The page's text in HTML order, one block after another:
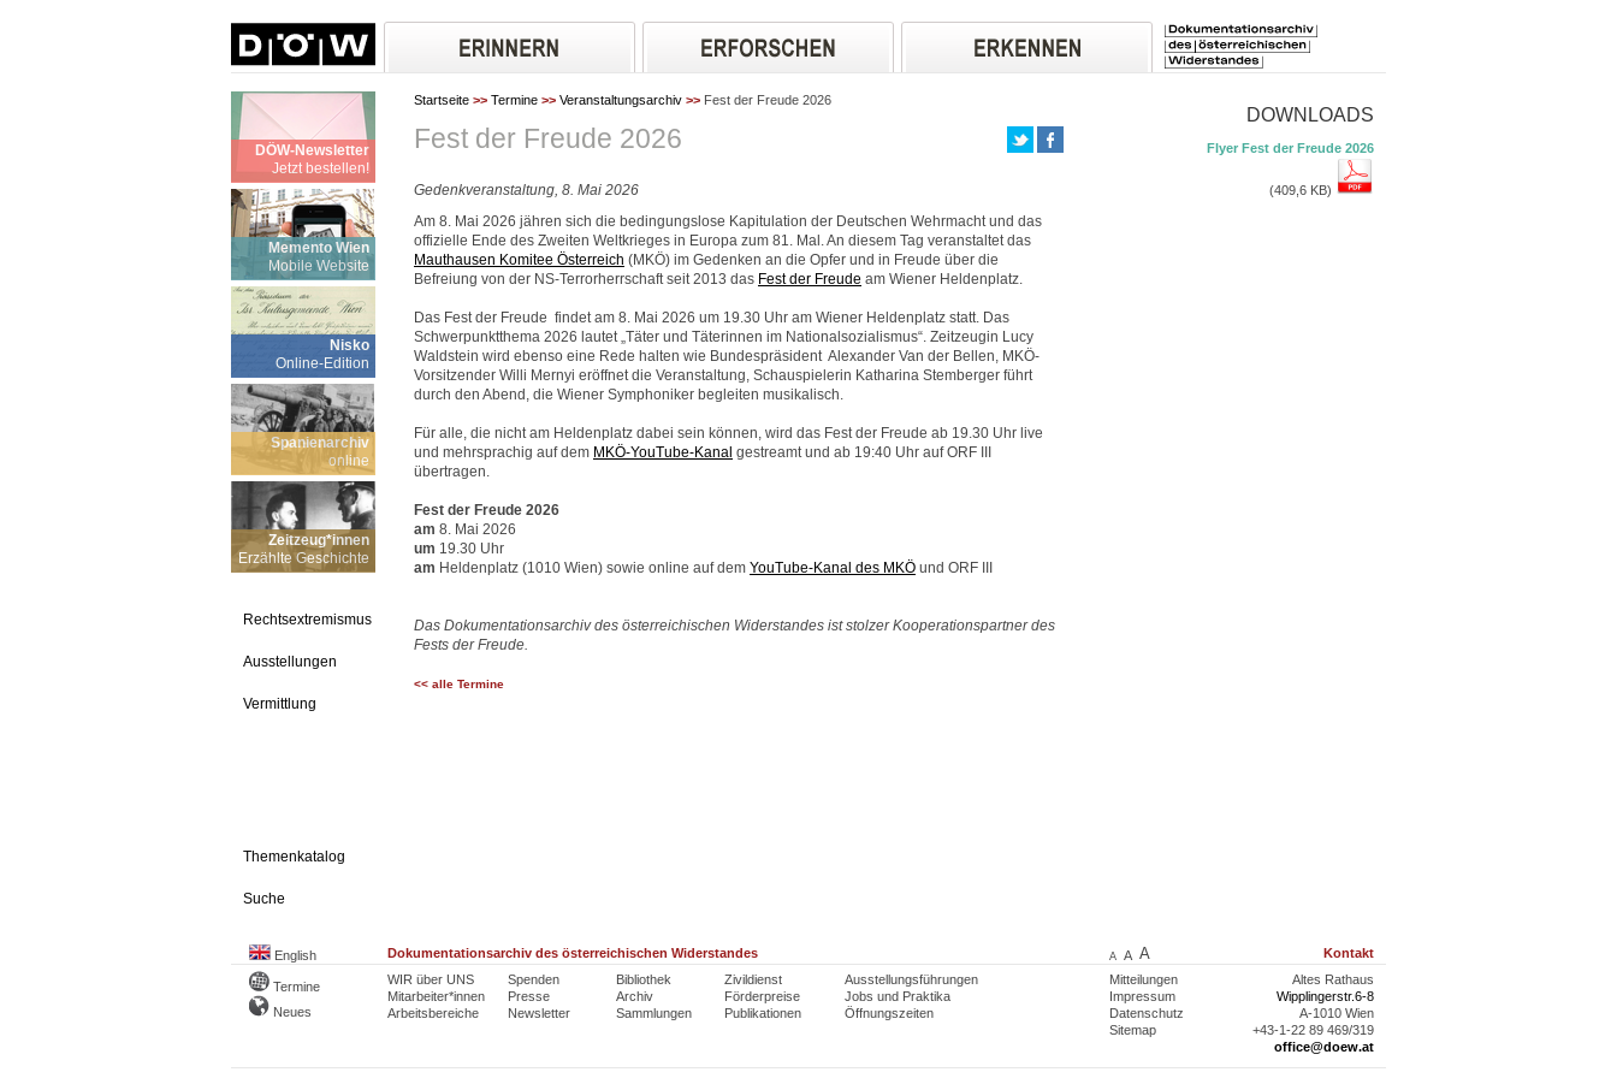
DÖW-Newsletter
Jetzt bestellen!
Memento Wien
Mobile Website
Nisko
Online-Edition
Spanienarchiv
online
Zeitzeug*innen
Erzählte Geschichte
Rechtsextremismus
Ausstellungen
Vermittlung
Themenkatalog
Suche
Startseite >> Termine >> Veranstaltungsarchiv >> Fest der Freude 2026
Fest der Freude 2026
Gedenkveranstaltung, 8. Mai 2026
Am 8. Mai 2026 jähren sich die bedingungslose Kapitulation der Deutschen Wehrmacht und das
offizielle Ende des Zweiten Weltkrieges in Europa zum 81. Mal. An diesem Tag veranstaltet das
Mauthausen Komitee Österreich (MKÖ) im Gedenken an die Opfer und in Freude über die
Befreiung von der NS-Terrorherrschaft seit 2013 das Fest der Freude am Wiener Heldenplatz.
Das Fest der Freude findet am 8. Mai 2026 um 19.30 Uhr am Wiener Heldenplatz statt. Das
Schwerpunktthema 2026 lautet „Täter und Täterinnen im Nationalsozialismus“. Zeitzeugin Lucy
Waldstein wird ebenso eine Rede halten wie Bundespräsident Alexander Van der Bellen, MKÖ-
Vorsitzender Willi Mernyi eröffnet die Veranstaltung, Schauspielerin Katharina Stemberger führt
durch den Abend, die Wiener Symphoniker begleiten musikalisch.
Für alle, die nicht am Heldenplatz dabei sein können, wird das Fest der Freude ab 19.30 Uhr live
und mehrsprachig auf dem MKÖ-YouTube-Kanal gestreamt und ab 19:40 Uhr auf ORF III
übertragen.
Fest der Freude 2026
am 8. Mai 2026
um 19.30 Uhr
am Heldenplatz (1010 Wien) sowie online auf dem YouTube-Kanal des MKÖ und ORF III
Das Dokumentationsarchiv des österreichischen Widerstandes ist stolzer Kooperationspartner des
Fests der Freude.
<< alle Termine
DOWNLOADS
Flyer Fest der Freude 2026
(409,6 KB)
English Dokumentationsarchiv des österreichischen Widerstandes A A A Kontakt
Termine
Neues
WIR über UNS
Mitarbeiter*innen
Arbeitsbereiche
Spenden
Presse
Newsletter
Bibliothek
Archiv
Sammlungen
Zivildienst
Förderpreise
Publikationen
Ausstellungsführungen
Jobs und Praktika
Öffnungszeiten
Mitteilungen
Impressum
Datenschutz
Sitemap
Altes Rathaus
Wipplingerstr.6-8
A-1010 Wien
+43-1-22 89 469/319
office@doew.at